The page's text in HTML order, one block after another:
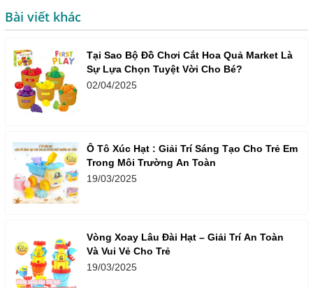
Bài viết khác
Tại Sao Bộ Đồ Chơi Cắt Hoa Quả Market Là
Sự Lựa Chọn Tuyệt Vời Cho Bé?
02/04/2025
Ô Tô Xúc Hạt : Giải Trí Sáng Tạo Cho Trẻ Em
Trong Môi Trường An Toàn
19/03/2025
Vòng Xoay Lâu Đài Hạt – Giải Trí An Toàn
Và Vui Vẻ Cho Trẻ
19/03/2025